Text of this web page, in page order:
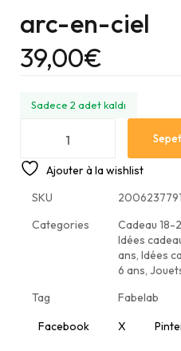
arc-en-ciel
39,00€
Sadece 2 adet kaldı
Ajouter à la wishlist
SKU
2006237791
Categories
Cadeau 18-
Idées
ans, Idées
6 ans,
Tag
Fabelab
Facebook
X